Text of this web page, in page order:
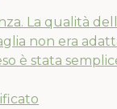
La qualità
non era
è stata